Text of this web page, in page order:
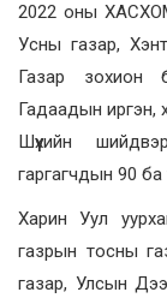
2022 оны
Усны газар,
Газар зохион
Гадаадын иргэн,
Шүүхийн
гаргагчдын 90 ба
Харин Уул
газрын тосны
газар, Улсын